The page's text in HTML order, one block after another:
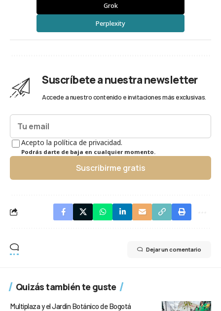
Grok
Perplexity
Suscríbete a nuestra newsletter
Accede a nuestro contenido e invitaciones más exclusivas.
Acepto la política de privacidad.
Podrás darte de baja en cualquier momento.
Suscribirme gratis
Dejar un comentario
Quizás también te guste
Multiplaza y el Jardín Botánico de Bogotá